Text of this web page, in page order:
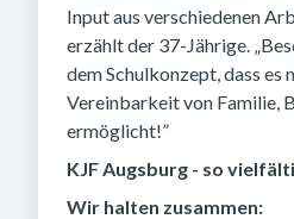
Input aus verschiedenen
erzählt der 37-Jährige.
dem Schulkonzept, dass es
Vereinbarkeit von Familie,
ermöglicht!”
KJF Augsburg - so
Wir halten zusammen: